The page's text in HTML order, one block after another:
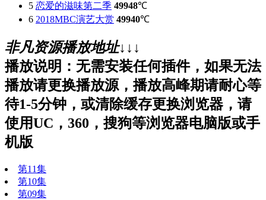
5 恋爱的滋味第二季 49948℃
6 2018MBC演艺大赏 49940℃
非凡资源播放地址↓↓↓
播放说明：无需安装任何插件，如果无法
播放请更换播放源，播放高峰期请耐心等
待1-5分钟，或清除缓存更换浏览器，请
使用UC，360，搜狗等浏览器电脑版或手
机版
第11集
第10集
第09集